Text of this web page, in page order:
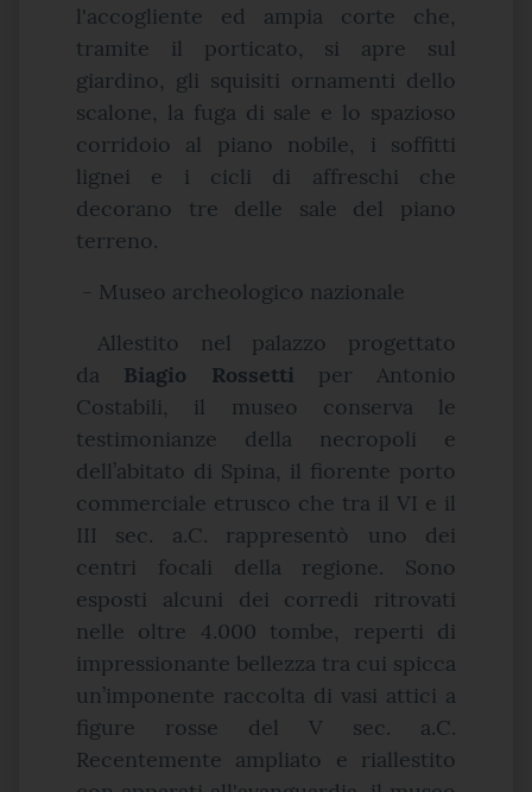
l'accogliente ed ampia corte che,
tramite il porticato, si apre sul
giardino, gli squisiti ornamenti dello
scalone, la fuga di sale e lo spazioso
corridoio al piano nobile, i soffitti
lignei e i cicli di affreschi che
decorano tre delle sale del piano
terreno.
- Museo archeologico nazionale
Allestito nel palazzo progettato
da Biagio Rossetti per Antonio
Costabili, il museo conserva le
testimonianze della necropoli e
dell’abitato di Spina, il fiorente porto
commerciale etrusco che tra il VI e il
III sec. a.C. rappresentò uno dei
centri focali della regione. Sono
esposti alcuni dei corredi ritrovati
nelle oltre 4.000 tombe, reperti di
impressionante bellezza tra cui spicca
un’imponente raccolta di vasi attici a
figure rosse del V sec. a.C.
Recentemente ampliato e riallestito